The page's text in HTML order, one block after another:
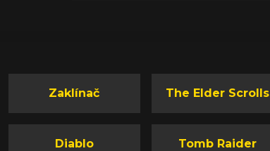
Zaklínač The Elder Scrolls
Diablo Tomb Raider